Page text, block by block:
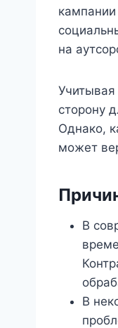
на
Учитывая
сторону
Однако,
может
В
В